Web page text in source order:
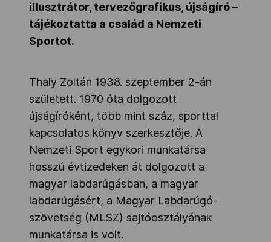
Társszervezetek
Adatbank
illusztrátor, tervezőgrafikus, újságíró –
tájékoztatta a család a Nemzeti
Sportot.
Thaly Zoltán 1938. szeptember 2-án
született. 1970 óta dolgozott
újságíróként, több mint száz, sporttal
kapcsolatos könyv szerkesztője. A
Nemzeti Sport egykori munkatársa
hosszú évtizedeken át dolgozott a
magyar labdarúgásban, a magyar
labdarúgásért, a Magyar Labdarúgó-
szövetség (MLSZ) sajtóosztályának
munkatársa is volt.